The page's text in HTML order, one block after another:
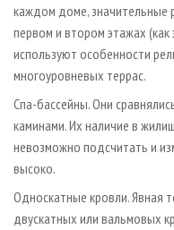
каждом доме, значительные
первом и втором этажах
используют особенности
многоуровневых террас.
Спа-бассейны. Они
каминами. Их наличие в
невозможно подсчитать и
высоко.
Односкатные кровли. Явная
двускатных или вальмовых